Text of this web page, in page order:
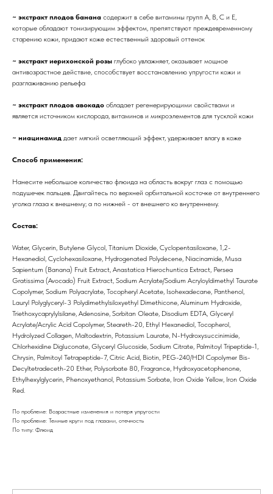
~ экстракт плодов банана содержит в себе витамины групп А, В, С и Е,
которые обладают тонизирующим эффектом, препятствуют преждевременному
старению кожи, придают коже естественный здоровый оттенок
~ экстракт иерихонской розы глубоко увлажняет, оказывает мощное
антивозрастное действие, способствует восстановлению упругости кожи и
разглаживанию рельефа
~ экстракт плодов авокадо обладает регенерирующими свойствами и
является источником кислорода, витаминов и микроэлементов для тусклой кожи
~ ниацинамид дает мягкий осветляющий эффект, удерживает влагу в коже
Способ применения:
Нанесите небольшое количество флюида на область вокруг глаз с помощью
подушечек пальцев. Двигайтесь по верхней орбитальной косточке от внутреннего
уголка глаза к внешнему; а по нижней - от внешнего ко внутреннему.
Состав:
Water, Glycerin, Butylene Glycol, Titanium Dioxide, Cyclopentasiloxane, 1,2-
Hexanediol, Cyclohexasiloxane, Hydrogenated Polydecene, Niacinamide, Musa
Sapientum (Banana) Fruit Extract, Anastatica Hierochuntica Extract, Persea
Gratissima (Avocado) Fruit Extract, Sodium Acrylate/Sodium Acryloyldimethyl Taurate
Copolymer, Sodium Polyacrylate, Tocopheryl Acetate, Isohexadecane, Panthenol,
Lauryl Polyglyceryl-3 Polydimethylsiloxyethyl Dimethicone, Aluminum Hydroxide,
Triethoxycaprylylsilane, Adenosine, Sorbitan Oleate, Disodium EDTA, Glyceryl
Acrylate/Acrylic Acid Copolymer, Steareth-20, Ethyl Hexanediol, Tocopherol,
Hydrolyzed Collagen, Maltodextrin, Potassium Laurate, N-Hydroxysuccinimide,
Chlorhexidine Digluconate, Glyceryl Glucoside, Sodium Citrate, Palmitoyl Tripeptide-1,
Chrysin, Palmitoyl Tetrapeptide-7, Citric Acid, Biotin, PEG-240/HDI Copolymer Bis-
Decyltetradeceth-20 Ether, Polysorbate 80, Fragrance, Hydroxyacetophenone,
Ethylhexylglycerin, Phenoxyethanol, Potassium Sorbate, Iron Oxide Yellow, Iron Oxide
Red.
По проблеме: Возрастные изменения и потеря упругости
По проблеме: Темные круги под глазами, отечность
По типу: Флюид